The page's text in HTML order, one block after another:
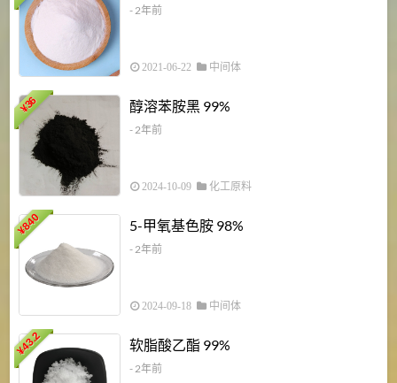
- 2年前
2021-06-22 中间体
¥
36 醇溶苯胺黑 99%
- 2年前
2024-10-09 化工原料
¥
840 5-甲氧基色胺 98%
- 2年前
2024-09-18 中间体
¥
43.2 软脂酸乙酯 99%
- 2年前